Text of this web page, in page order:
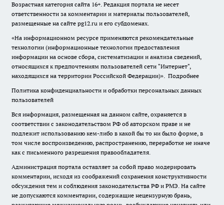
Возрастная категория сайта 16+. Редакция портала не несет
ответственности за комментарии и материалы пользователей,
размещенные на сайте pg12.ru и его субдоменах.
«На информационном ресурсе применяются рекомендательные
технологии (информационные технологии предоставления
информации на основе сбора, систематизации и анализа сведений,
относящихся к предпочтениям пользователей сети "Интернет",
находящихся на территории Российской Федерации)». Подробнее
Политика конфиденциальности и обработки персональных данных
пользователей
Вся информация, размещенная на данном сайте, охраняется в
соответствии с законодательством РФ об авторском праве и не
подлежит использованию кем-либо в какой бы то ни было форме, в
том числе воспроизведению, распространению, переработке не иначе
как с письменного разрешения правообладателя.
Администрация портала оставляет за собой право модерировать
комментарии, исходя из соображений сохранения конструктивности
обсуждения тем и соблюдения законодательства РФ и РМЭ. На сайте
не допускаются комментарии, содержащие нецензурную брань,